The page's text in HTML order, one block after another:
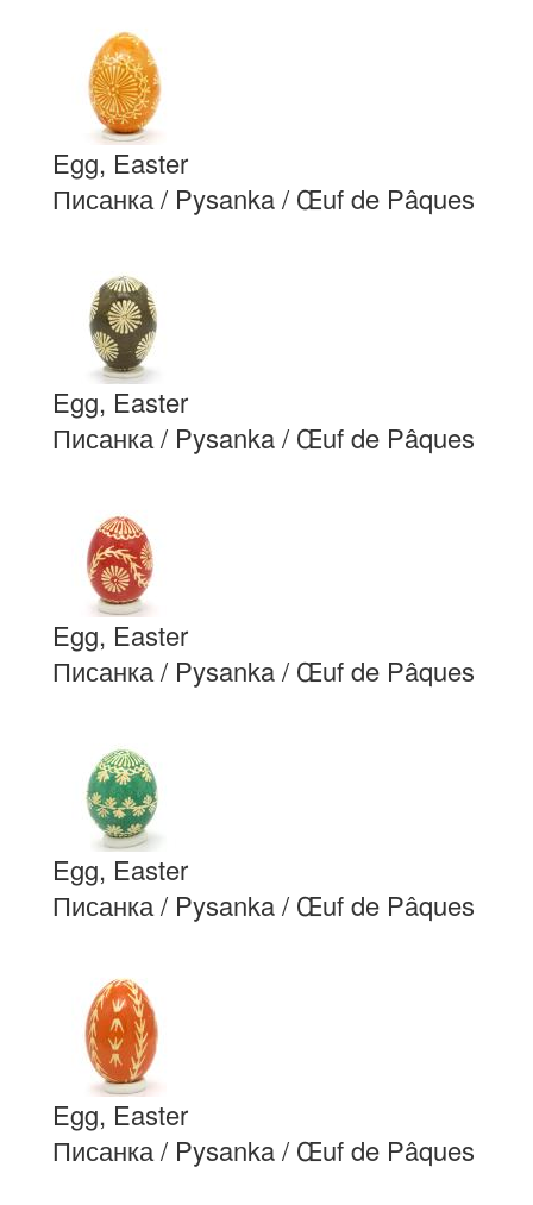
Egg, Easter
Писанка / Pysanka / Œuf de Pâques
Egg, Easter
Писанка / Pysanka / Œuf de Pâques
Egg, Easter
Писанка / Pysanka / Œuf de Pâques
Egg, Easter
Писанка / Pysanka / Œuf de Pâques
Egg, Easter
Писанка / Pysanka / Œuf de Pâques